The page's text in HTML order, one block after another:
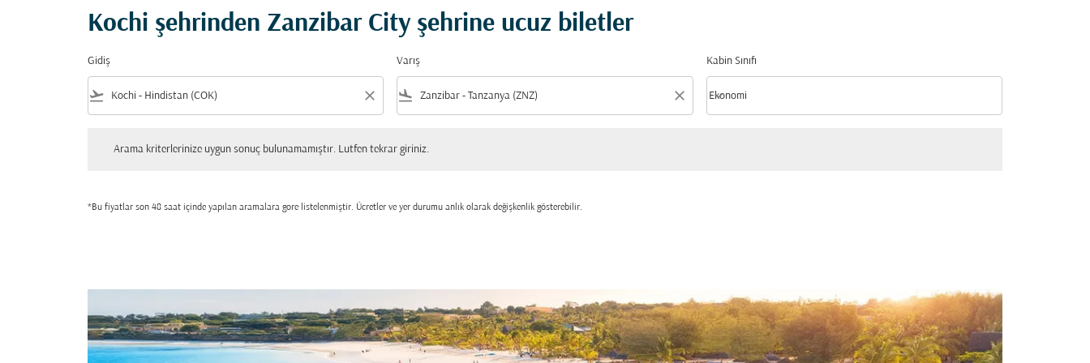
Kochi şehrinden Zanzibar City şehrine ucuz biletler
Gidiş
flight_takeoff close
Varış
flight_land close
Kabin Sınıfı
Kabin Sınıfı option Ekonomi Selected
Ekonomi
keyboard_arrow_down
Arama kriterlerinize uygun sonuç bulunamamıştır. Lutfen tekrar giriniz.
*Bu fiyatlar son 48 saat içinde yapılan aramalara gore listelenmiştir. Ücretler ve yer durumu anlık olarak değişkenlik gösterebilir.